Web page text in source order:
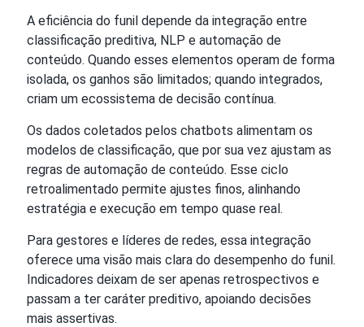
A eficiência do funil depende da integração entre
classificação preditiva, NLP e automação de
conteúdo. Quando esses elementos operam de forma
isolada, os ganhos são limitados; quando integrados,
criam um ecossistema de decisão contínua.
Os dados coletados pelos chatbots alimentam os
modelos de classificação, que por sua vez ajustam as
regras de automação de conteúdo. Esse ciclo
retroalimentado permite ajustes finos, alinhando
estratégia e execução em tempo quase real.
Para gestores e líderes de redes, essa integração
oferece uma visão mais clara do desempenho do funil.
Indicadores deixam de ser apenas retrospectivos e
passam a ter caráter preditivo, apoiando decisões
mais assertivas.